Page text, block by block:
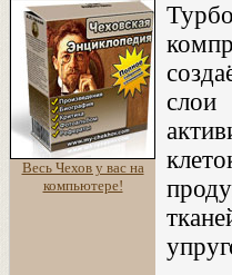
Весь Чехов у вас на
компьютере!
слои